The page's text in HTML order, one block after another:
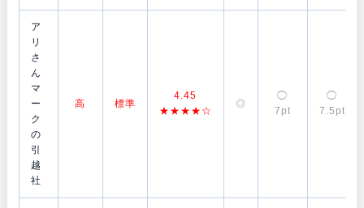
ア
リ
さ
ん
マ
ー
ク
の
引
越
社
高 標準
4.45
★★★★☆
◎
◯
7pt
◯
7.5pt